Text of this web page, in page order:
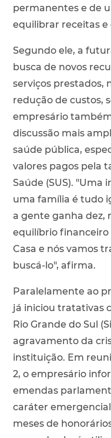
permanentes e de
equilibrar receitas e
Segundo ele, a
busca de novos
serviços prestados,
redução de custos,
empresário
discussão mais
saúde pública,
valores pagos pela
Saúde (SUS). "Uma
uma família é tudo
a gente ganha dez,
equilíbrio financeiro
Casa e nós vamos
buscá-lo", afirma.
Paralelamente ao
já iniciou tratativas
Rio Grande do Sul
agravamento da
instituição. Em
2, o empresário
emendas
caráter
meses de